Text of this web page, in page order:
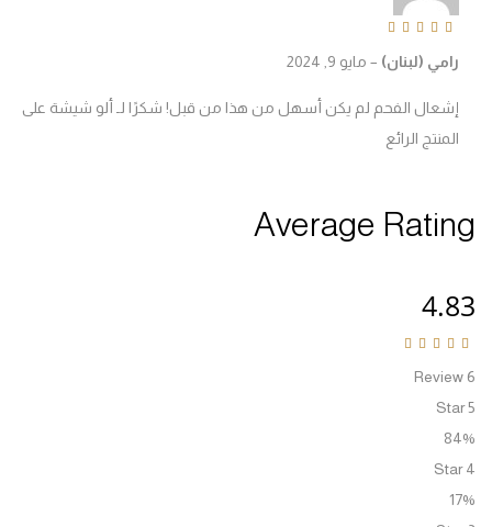
(لبنان)–مايو 9, 2024
الفحم لم يكن أسهل من هذا من قبل! شكرًا لـ ألو شيشة على
الرائع
Average